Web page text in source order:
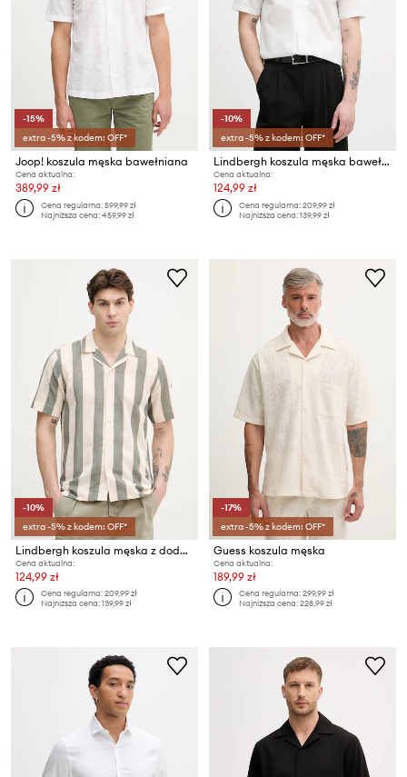
-15%
extra -5% z kodem: OFF*
Joop! koszula męska bawełniana
Cena aktualna:
389,99 zł
Cena regularna:599,99 zł
Najniższa cena:459,99 zł
-10%
extra -5% z kodem: OFF*
Lindbergh koszula męska bawełniana
Cena aktualna:
124,99 zł
Cena regularna:209,99 zł
Najniższa cena:139,99 zł
-10%
extra -5% z kodem: OFF*
Lindbergh koszula męska z dodatkiem lnu
Cena aktualna:
124,99 zł
Cena regularna:209,99 zł
Najniższa cena:139,99 zł
-17%
extra -5% z kodem: OFF*
Guess koszula męska
Cena aktualna:
189,99 zł
Cena regularna:299,99 zł
Najniższa cena:228,99 zł